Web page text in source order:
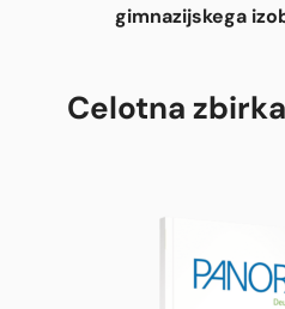
gimnazijskega
Celotna zbirka